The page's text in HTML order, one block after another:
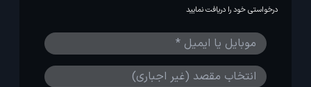
درخواستی خود را دریافت نمایید